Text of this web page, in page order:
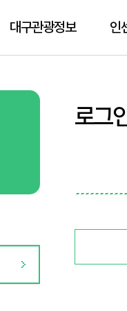
대구관광정보 인
로그